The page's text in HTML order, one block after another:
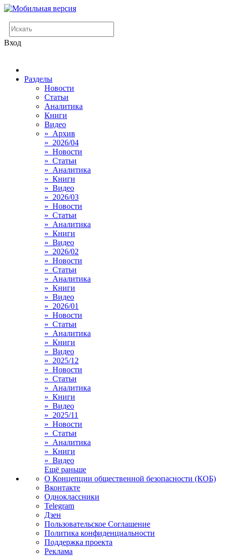
Вход
Разделы
Новости
Статьи
Аналитика
Книги
Видео
» Архив
» 2026/04
» Новости
» Статьи
» Аналитика
» Книги
» Видео
» 2026/03
» Новости
» Статьи
» Аналитика
» Книги
» Видео
» 2026/02
» Новости
» Статьи
» Аналитика
» Книги
» Видео
» 2026/01
» Новости
» Статьи
» Аналитика
» Книги
» Видео
» 2025/12
» Новости
» Статьи
» Аналитика
» Книги
» Видео
» 2025/11
» Новости
» Статьи
» Аналитика
» Книги
» Видео
Ещё раньше
О Концепции общественной безопасности (КОБ)
Вконтакте
Одноклассники
Telegram
Дзен
Пользовательское Соглашение
Политика конфиденциальности
Поддержка проекта
Реклама